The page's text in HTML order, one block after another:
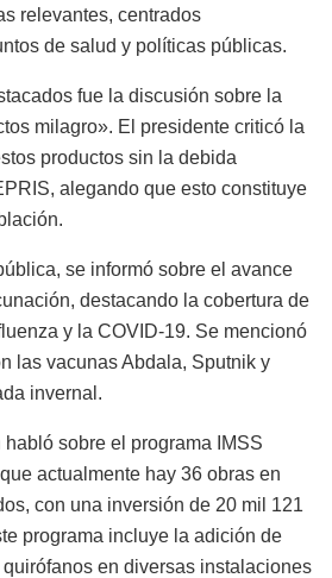
relevantes, centrados
de salud y políticas públicas.
fue la discusión sobre la
milagro». El presidente criticó la
productos sin la debida
alegando que esto constituye
se informó sobre el avance
destacando la cobertura de
y la COVID-19. Se mencionó
las vacunas Abdala, Sputnik y
invernal.
sobre el programa IMSS
actualmente hay 36 obras en
con una inversión de 20 mil 121
programa incluye la adición de
en diversas instalaciones